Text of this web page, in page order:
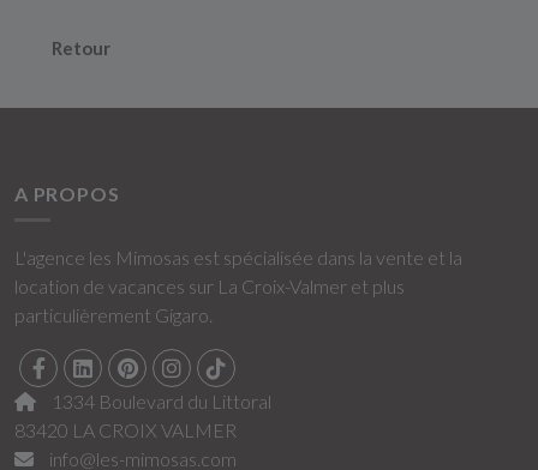
Retour
A PROPOS
L'agence les Mimosas est spécialisée dans la vente et la
location de vacances sur La Croix-Valmer et plus
particulièrement Gigaro.
1334 Boulevard du Littoral
83420 LA CROIX VALMER
info@les-mimosas.com